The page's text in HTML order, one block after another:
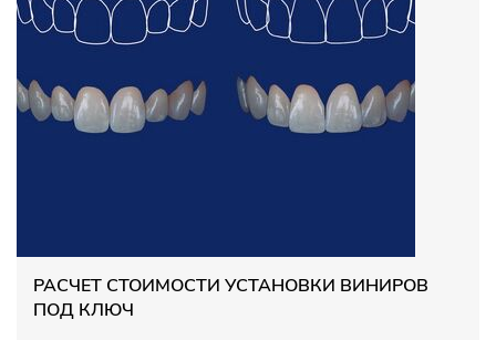
РАСЧЕТ СТОИМОСТИ УСТАНОВКИ ВИНИРОВ
ПОД КЛЮЧ